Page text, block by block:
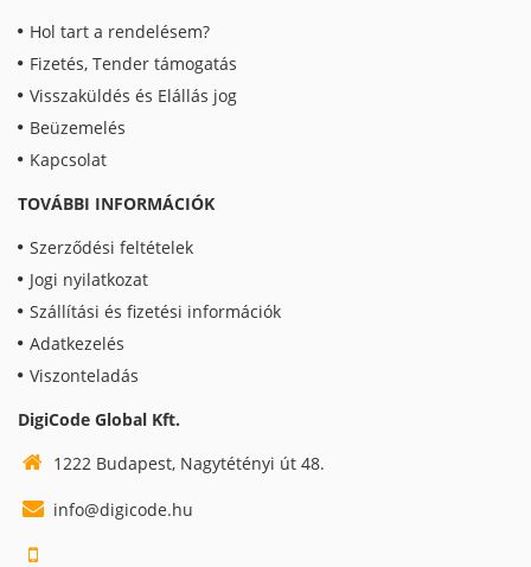
Hol tart a rendelésem?
Fizetés, Tender támogatás
Visszaküldés és Elállás jog
Beüzemelés
Kapcsolat
TOVÁBBI INFORMÁCIÓK
Szerződési feltételek
Jogi nyilatkozat
Szállítási és fizetési információk
Adatkezelés
Viszonteladás
DigiCode Global Kft.
1222 Budapest, Nagytétényi út 48.
info@digicode.hu